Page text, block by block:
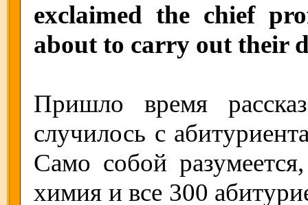
exclaimed the chief
about to carry out their
Пришло время
случилось с
Само собой
химия и все 300